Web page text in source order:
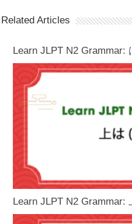
Related Articles
Learn JLPT N2 Grammar:
Learn JLPT N2 Grammar: